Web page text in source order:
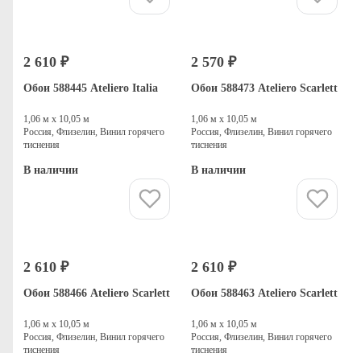
2 610 ₽
Обои 588445 Ateliero Italia
1,06 м х 10,05 м
Россия, Флизелин, Винил горячего
тиснения
В наличии
2 570 ₽
Обои 588473 Ateliero Scarlett
1,06 м х 10,05 м
Россия, Флизелин, Винил горячего
тиснения
В наличии
2 610 ₽
Обои 588466 Ateliero Scarlett
1,06 м х 10,05 м
Россия, Флизелин, Винил горячего
тиснения
2 610 ₽
Обои 588463 Ateliero Scarlett
1,06 м х 10,05 м
Россия, Флизелин, Винил горячего
тиснения